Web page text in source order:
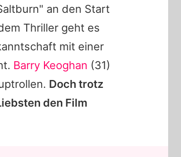
an den Start
Thriller geht es
mit einer
Barry Keoghan (31)
Doch trotz
den Film